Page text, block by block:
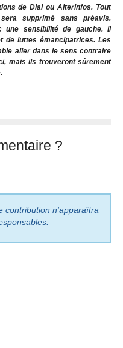
de Dial ou Alterinfos. Tout
supprimé sans préavis.
une sensibilité de gauche. Il
de luttes émancipatrices. Les
aller dans le sens contraire
mais ils trouveront sûrement
?
contribution n’apparaîtra